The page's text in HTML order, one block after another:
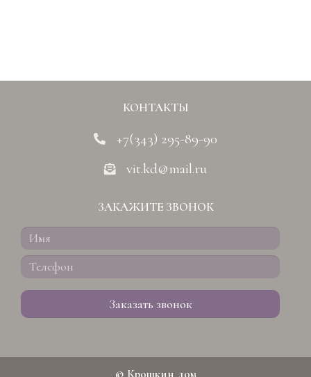
КОНТАКТЫ
+7(343) 295-89-90
vit.kd@mail.ru
ЗАКАЖИТЕ ЗВОНОК
Заказать звонок